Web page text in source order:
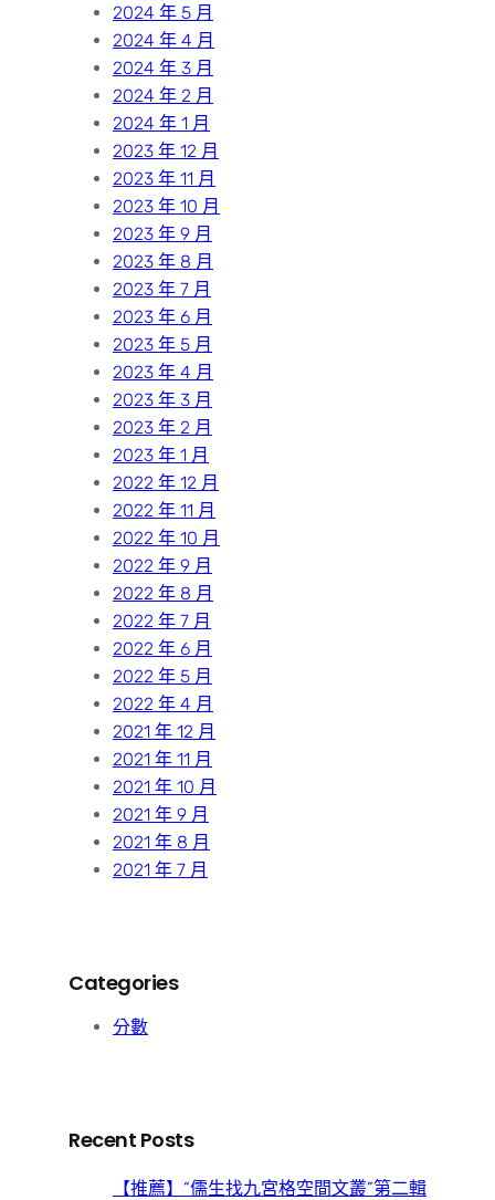
2024 年 5 月
2024 年 4 月
2024 年 3 月
2024 年 2 月
2024 年 1 月
2023 年 12 月
2023 年 11 月
2023 年 10 月
2023 年 9 月
2023 年 8 月
2023 年 7 月
2023 年 6 月
2023 年 5 月
2023 年 4 月
2023 年 3 月
2023 年 2 月
2023 年 1 月
2022 年 12 月
2022 年 11 月
2022 年 10 月
2022 年 9 月
2022 年 8 月
2022 年 7 月
2022 年 6 月
2022 年 5 月
2022 年 4 月
2021 年 12 月
2021 年 11 月
2021 年 10 月
2021 年 9 月
2021 年 8 月
2021 年 7 月
Categories
分數
Recent Posts
【推薦】“儒生找九宮格空間文叢”第二輯